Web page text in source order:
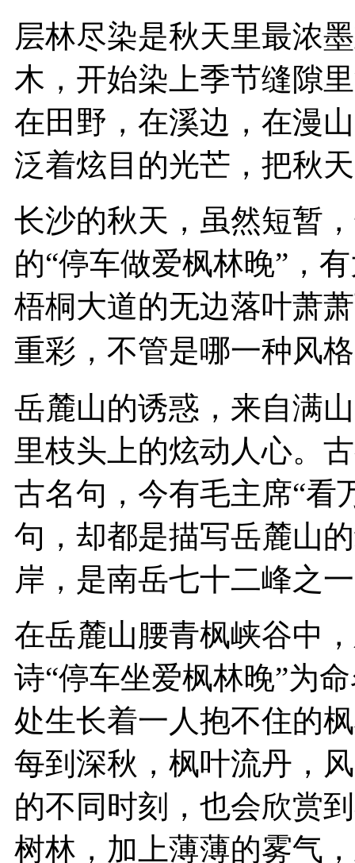
层林尽染是秋天里最浓
木，开始染上季节缝隙
在田野，在溪边，在漫
泛着炫目的光芒，把秋
长沙的秋天，虽然短暂
的“停车做爱枫林晚”，
梧桐大道的无边落叶萧
重彩，不管是哪一种风
岳麓山的诱惑，来自满
里枝头上的炫动人心。
古名句，今有毛主席“看
句，却都是描写岳麓山
岸，是南岳七十二峰之
在岳麓山腰青枫峡谷中
诗“停车坐爱枫林晚”为
处生长着一人抱不住的
每到深秋，枫叶流丹，
的不同时刻，也会欣赏
树林，加上薄薄的雾气